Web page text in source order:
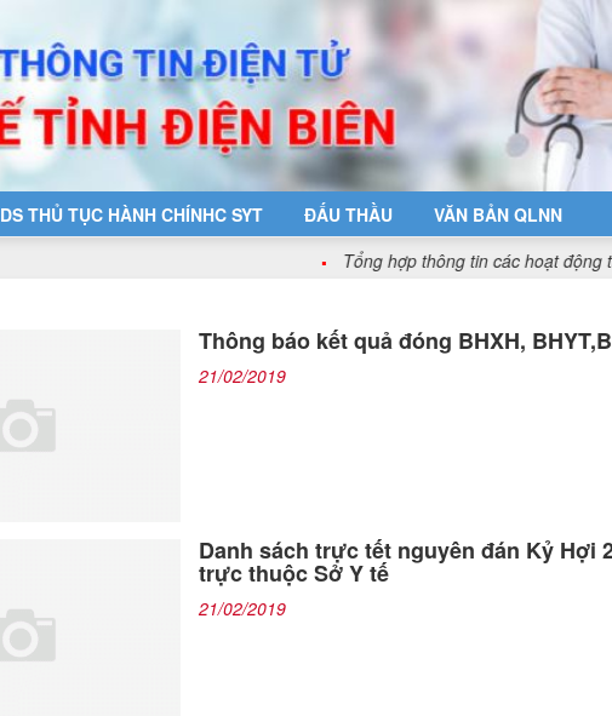
DS THỦ TỤC HÀNH CHÍNHC SYT ĐẤU THẦU
VĂN BẢN QLNN
Tổng hợp thông tin các hoạt động trong lĩnh
Thông báo kết quả đóng BHXH,
21/02/2019
Danh sách trực tết nguyên đán Kỷ Hợi
trực thuộc Sở Y tế
21/02/2019